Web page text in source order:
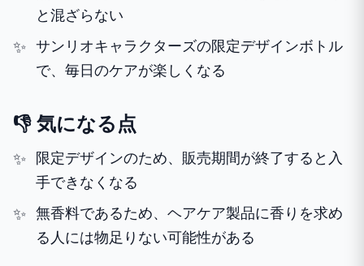
と混ざらない
サンリオキャラクターズの限定デザインボトル
で、毎日のケアが楽しくなる
👎 気になる点
限定デザインのため、販売期間が終了すると入
手できなくなる
無香料であるため、ヘアケア製品に香りを求め
る人には物足りない可能性がある